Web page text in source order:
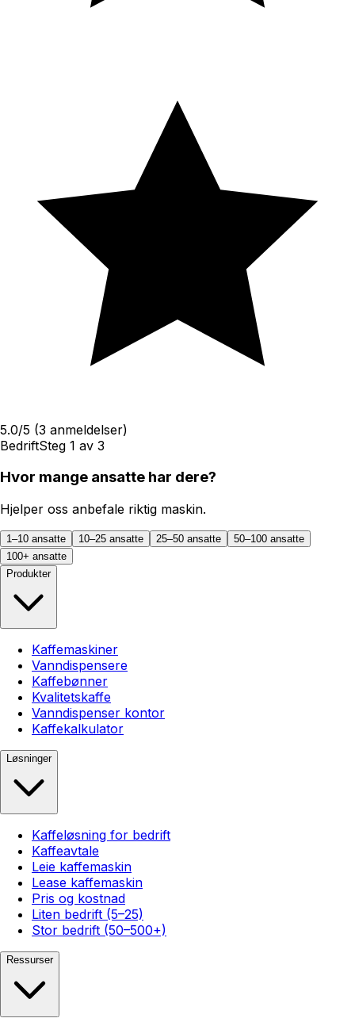
5.0/5 (3 anmeldelser)
BedriftSteg 1 av 3
Hvor mange ansatte har dere?
Hjelper oss anbefale riktig maskin.
1–10 ansatte 10–25 ansatte 25–50 ansatte
50–100 ansatte
100+ ansatte
Produkter
Kaffemaskiner
Vanndispensere
Kaffebønner
Kvalitetskaffe
Vanndispenser kontor
Kaffekalkulator
Løsninger
Kaffeløsning for bedrift
Kaffeavtale
Leie kaffemaskin
Lease kaffemaskin
Pris og kostnad
Liten bedrift (5–25)
Stor bedrift (50–500+)
Ressurser